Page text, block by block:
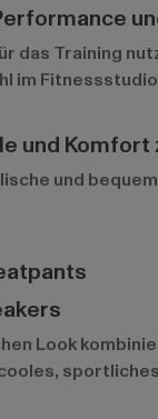
das Training
im
und
und
Look